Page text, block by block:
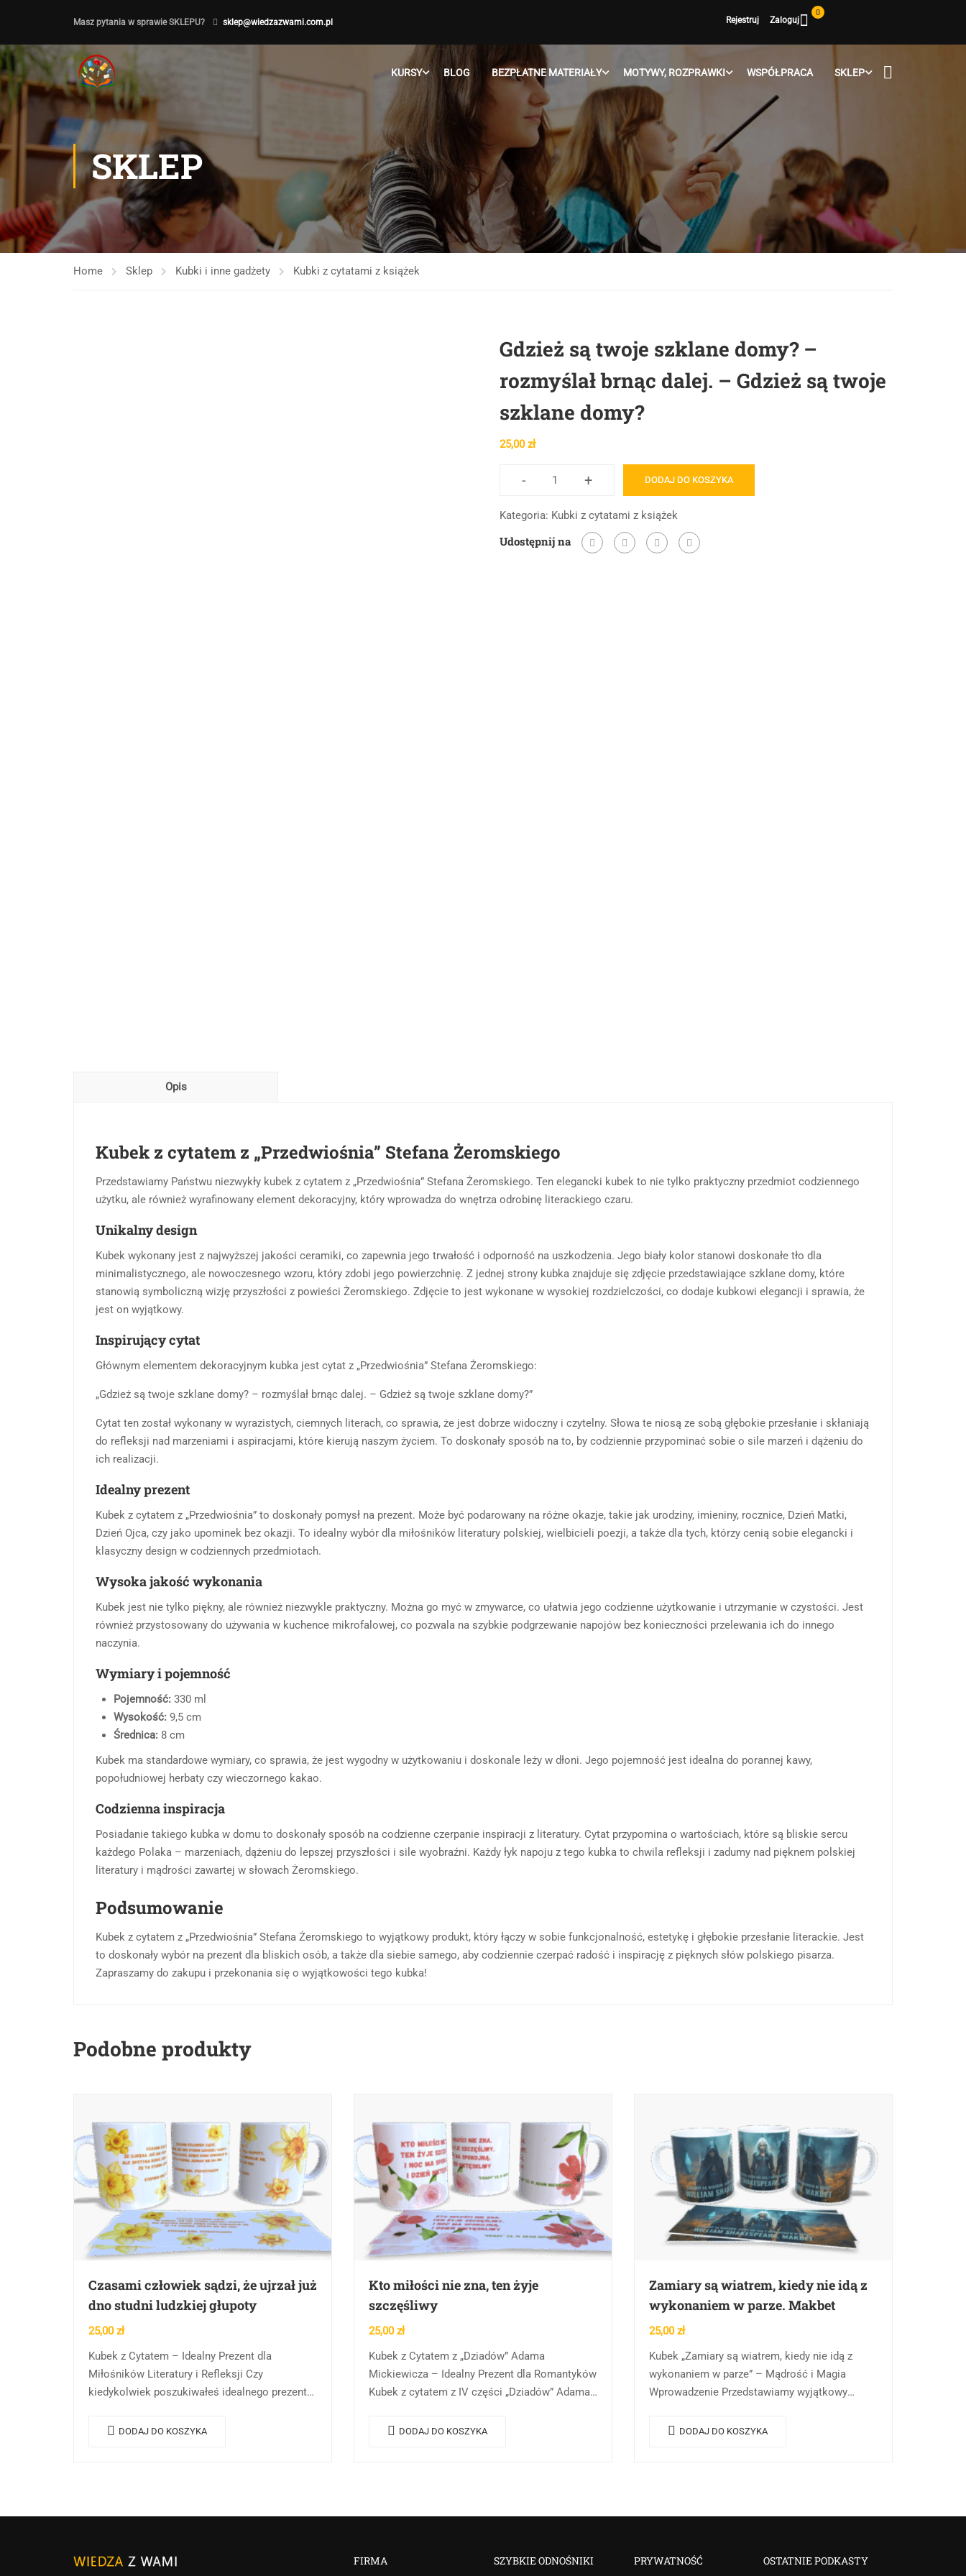
Masz pytania w sprawie SKLEPU? sklep@wiedzazwami.com.pl Rejestruj Zaloguj
0
KURSY BLOG BEZPŁATNE MATERIAŁY MOTYWY, ROZPRAWKI WSPÓŁPRACA SKLEP
SKLEP
Home Sklep Kubki i inne gadżety Kubki z cytatami z książek
Gdzież są twoje szklane domy? –
rozmyślał brnąc dalej. – Gdzież są twoje
szklane domy?
25,00zł
-
ilość
twoje
+ DODAJ DO KOSZYKA
Kategoria: Kubki z cytatami z książek
Udostępnij na
Opis
Kubek z cytatem z „Przedwiośnia” Stefana Żeromskiego
Przedstawiamy Państwu niezwykły kubek z cytatem z „Przedwiośnia” Stefana Żeromskiego. Ten elegancki kubek to nie tylko praktyczny przedmiot codziennego
użytku, ale również wyrafinowany element dekoracyjny, który wprowadza do wnętrza odrobinę literackiego czaru.
Unikalny design
Kubek wykonany jest z najwyższej jakości ceramiki, co zapewnia jego trwałość i odporność na uszkodzenia. Jego biały kolor stanowi doskonałe tło dla
minimalistycznego, ale nowoczesnego wzoru, który zdobi jego powierzchnię. Z jednej strony kubka znajduje się zdjęcie przedstawiające szklane domy, które
stanowią symboliczną wizję przyszłości z powieści Żeromskiego. Zdjęcie to jest wykonane w wysokiej rozdzielczości, co dodaje kubkowi elegancji i sprawia, że
jest on wyjątkowy.
Inspirujący cytat
Głównym elementem dekoracyjnym kubka jest cytat z „Przedwiośnia” Stefana Żeromskiego:
„Gdzież są twoje szklane domy? – rozmyślał brnąc dalej. – Gdzież są twoje szklane domy?”
Cytat ten został wykonany w wyrazistych, ciemnych literach, co sprawia, że jest dobrze widoczny i czytelny. Słowa te niosą ze sobą głębokie przesłanie i skłaniają
do refleksji nad marzeniami i aspiracjami, które kierują naszym życiem. To doskonały sposób na to, by codziennie przypominać sobie o sile marzeń i dążeniu do
ich realizacji.
Idealny prezent
Kubek z cytatem z „Przedwiośnia” to doskonały pomysł na prezent. Może być podarowany na różne okazje, takie jak urodziny, imieniny, rocznice, Dzień Matki,
Dzień Ojca, czy jako upominek bez okazji. To idealny wybór dla miłośników literatury polskiej, wielbicieli poezji, a także dla tych, którzy cenią sobie elegancki i
klasyczny design w codziennych przedmiotach.
Wysoka jakość wykonania
Kubek jest nie tylko piękny, ale również niezwykle praktyczny. Można go myć w zmywarce, co ułatwia jego codzienne użytkowanie i utrzymanie w czystości. Jest
również przystosowany do używania w kuchence mikrofalowej, co pozwala na szybkie podgrzewanie napojów bez konieczności przelewania ich do innego
naczynia.
Wymiary i pojemność
Pojemność: 330 ml
Wysokość: 9,5 cm
Średnica: 8 cm
Kubek ma standardowe wymiary, co sprawia, że jest wygodny w użytkowaniu i doskonale leży w dłoni. Jego pojemność jest idealna do porannej kawy,
popołudniowej herbaty czy wieczornego kakao.
Codzienna inspiracja
Posiadanie takiego kubka w domu to doskonały sposób na codzienne czerpanie inspiracji z literatury. Cytat przypomina o wartościach, które są bliskie sercu
każdego Polaka – marzeniach, dążeniu do lepszej przyszłości i sile wyobraźni. Każdy łyk napoju z tego kubka to chwila refleksji i zadumy nad pięknem polskiej
literatury i mądrości zawartej w słowach Żeromskiego.
Podsumowanie
Kubek z cytatem z „Przedwiośnia” Stefana Żeromskiego to wyjątkowy produkt, który łączy w sobie funkcjonalność, estetykę i głębokie przesłanie literackie. Jest
to doskonały wybór na prezent dla bliskich osób, a także dla siebie samego, aby codziennie czerpać radość i inspirację z pięknych słów polskiego pisarza.
Zapraszamy do zakupu i przekonania się o wyjątkowości tego kubka!
Podobne produkty
Czasami człowiek sądzi, że ujrzał już
dno studni ludzkiej głupoty
25,00zł
Kubek z Cytatem – Idealny Prezent dla
Miłośników Literatury i Refleksji Czy
kiedykolwiek poszukiwałeś idealnego prezentu,
praktyczność? Nasz kubek z inspirującym
DODAJ DO KOSZYKA
Kto miłości nie zna, ten żyje
szczęśliwy
25,00zł
Kubek z Cytatem z „Dziadów” Adama
Mickiewicza – Idealny Prezent dla Romantyków
Kubek z cytatem z IV części „Dziadów” Adama
kto ceni sobie…
DODAJ DO KOSZYKA
Zamiary są wiatrem, kiedy nie idą z
wykonaniem w parze. Makbet
25,00zł
Kubek „Zamiary są wiatrem, kiedy nie idą z
wykonaniem w parze” – Mądrość i Magia
Wprowadzenie Przedstawiamy wyjątkowy
nie idą z wykonaniem…
DODAJ DO KOSZYKA
FIRMA SZYBKIE ODNOŚNIKI PRYWATNOŚĆ OSTATNIE PODKASTY